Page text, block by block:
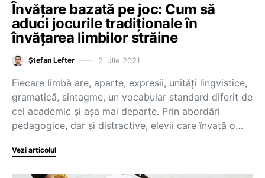
Învățare bazată pe joc: Cum să
aduci jocurile tradiționale în
învățarea limbilor străine
Ștefan Lefter 2 iulie 2021
Fiecare limbă are, aparte, expresii, unități lingvistice,
gramatică, sintagme, un vocabular standard diferit de
cel academic și așa mai departe. Prin abordări
pedagogice, dar și distractive, elevii care învață o…
Vezi articolul